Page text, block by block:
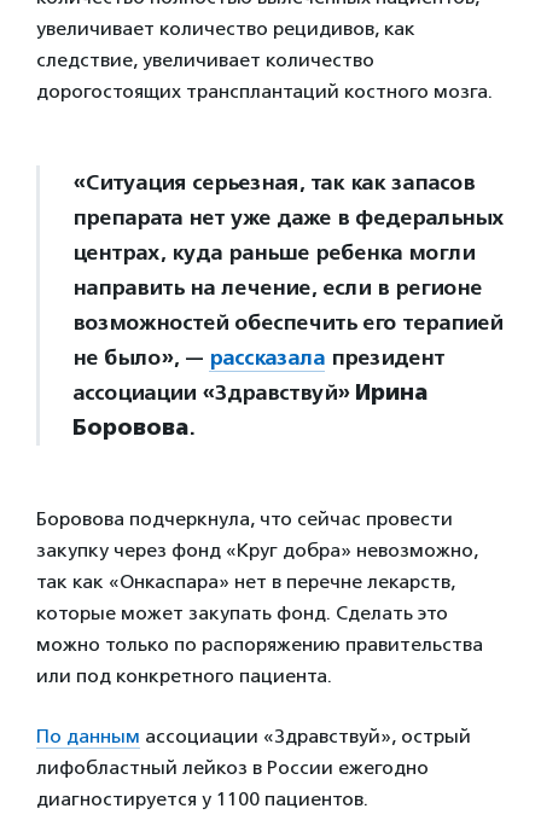
увеличивает количество рецидивов, как
следствие, увеличивает количество
дорогостоящих трансплантаций костного мозга.
«Ситуация серьезная, так как запасов
препарата нет уже даже в федеральных
центрах, куда раньше ребенка могли
направить на лечение, если в регионе
возможностей обеспечить его терапией
не было», — рассказала президент
ассоциации «Здравствуй» Ирина
Боровова.
Боровова подчеркнула, что сейчас провести
закупку через фонд «Круг добра» невозможно,
так как «Онкаспара» нет в перечне лекарств,
которые может закупать фонд. Сделать это
можно только по распоряжению правительства
или под конкретного пациента.
По данным ассоциации «Здравствуй», острый
лифобластный лейкоз в России ежегодно
диагностируется у 1100 пациентов.